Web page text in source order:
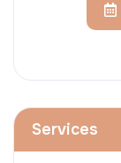
Services